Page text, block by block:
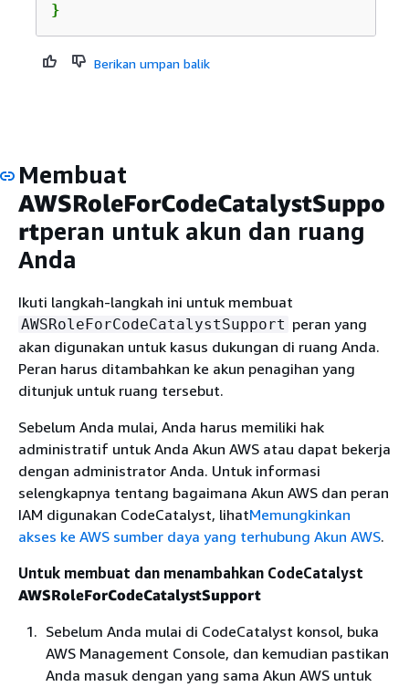
}
Berikan umpan balik
Membuat
AWSRoleForCodeCatalystSuppo
rtperan untuk akun dan ruang
Anda
Ikuti langkah-langkah ini untuk membuat
AWSRoleForCodeCatalystSupport peran yang
akan digunakan untuk kasus dukungan di ruang Anda.
Peran harus ditambahkan ke akun penagihan yang
ditunjuk untuk ruang tersebut.
Sebelum Anda mulai, Anda harus memiliki hak
administratif untuk Anda Akun AWS atau dapat bekerja
dengan administrator Anda. Untuk informasi
selengkapnya tentang bagaimana Akun AWS dan peran
IAM digunakan CodeCatalyst, lihatMemungkinkan
akses ke AWS sumber daya yang terhubung Akun AWS.
Untuk membuat dan menambahkan CodeCatalyst
AWSRoleForCodeCatalystSupport
Sebelum Anda mulai di CodeCatalyst konsol, buka
AWS Management Console, dan kemudian pastikan
Anda masuk dengan yang sama Akun AWS untuk